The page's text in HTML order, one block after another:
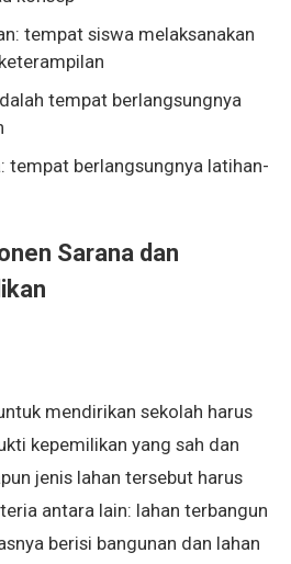
tempat siswa melaksanakan
tempat berlangsungnya
tempat berlangsungnya latihan-
Sarana dan
mendirikan sekolah harus
kepemilikan yang sah dan
jenis lahan tersebut harus
antara lain: lahan terbangun
berisi bangunan dan lahan